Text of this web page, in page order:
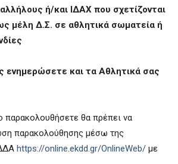
ή/και ΙΔΑΧ που σχετίζονται
μέλη Δ.Σ. σε αθλητικά σωματεία ή
και τα Αθλητικά σας
παρακολουθήσετε θα πρέπει να
παρακολούθησης μέσω της
https://online.ekdd.gr/OnlineWeb/ με